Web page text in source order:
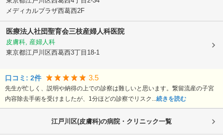
メディカルプラザ西葛西2F
医療法人社団聖育会三枝産婦人科医院
皮膚科, 産婦人科
東京都江戸川区西葛西3丁目18-1
口コミ: 2件 3.5
先生が忙しく、説明や納得の上での診察は難しいと思います。繋留流産の子宮
内容除去手術を受けましたが、1分ほどの診察でリスク... 続きを読む
江戸川区(皮膚科)の病院・クリニック一覧